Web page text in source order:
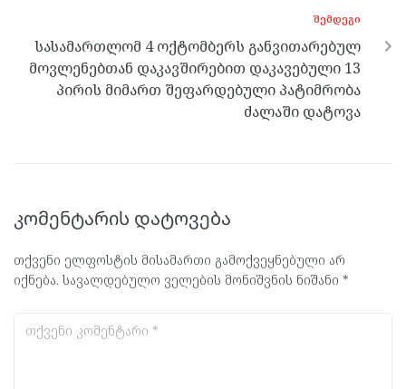
ᲨᲔᲛᲓᲔᲒᲘ
სასამართლომ 4 ოქტომბერს განვითარებულ
მოვლენებთან დაკავშირებით დაკავებული 13
პირის მიმართ შეფარდებული პატიმრობა
ძალაში დატოვა
კომენტარის დატოვება
თქვენი ელფოსტის მისამართი გამოქვეყნებული არ
იქნება. სავალდებულო ველების მონიშვნის ნიშანი *